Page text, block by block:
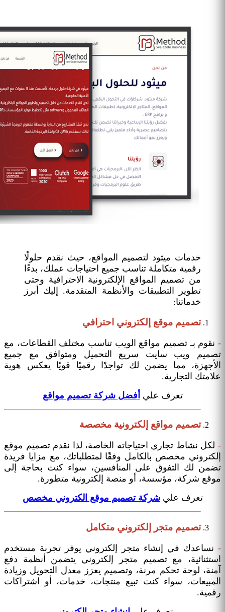
خدمات ميثود لتصميم المواقع، حيث نقدم حلولًا
رقمية متكاملة تناسب جميع احتياجات عملك، بدءًا
من تصميم المواقع الإلكترونية الاحترافية وحتى
تطوير التطبيقات والأنظمة المتقدمة. إليك أبرز
خدماتنا:
تصميم موقع إلكتروني احترافي
- نقوم بـ تصميم مواقع الويب تناسب مختلف القطاعات، مع
تصميم ويب سايت سريع التحميل ومتوافق مع جميع
الأجهزة، مما يضمن لك تواجدًا رقميًا قويًا يعكس هوية
علامتك التجارية.
تعرف علي أفضل شركة تصميم مواقع
تصميم مواقع إلكترونية مخصصة
- لكل نشاط تجاري احتياجاته الخاصة، لذا نقدم تصميم موقع
إلكتروني مخصص بالكامل وفقًا لمتطلباتك، مع مزايا فريدة
تضمن لك التفوق على المنافسين، سواء كنت بحاجة إلى
موقع شركة، مؤسسة، أو منصة إلكترونية متطورة.
تعرف عليشركة تصميم موقع الكتروني مخصص
تصميم متجر إلكتروني متكامل
- نساعدك في إنشاء متجر إلكتروني يوفر تجربة مستخدم
استثنائية، مع تصميم متجر إلكتروني يتضمن أنظمة دفع
آمنة، لوحة تحكم مرنة، وتصميم يعزز معدل التحويل وزيادة
المبيعات، سواء كنت تبيع منتجات، خدمات، أو اشتراكات
رقمية.